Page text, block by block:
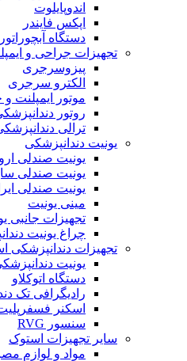
اندوپایلوت
اپکس فایندر
دستگاه آبچوراتور
تجهیزات جراحی و
پیزوسرجری
الکترو سرجری
موتور ایمپلنت
روتور
ترالی
یونیت دندانپزشکی
یونیت صندلی
یونیت صندلی
یونیت صندلی
مینی یونیت
تجهیزات جانبی
چراغ یونیت
تجهیزات دندانپزشکی
یونیت
دستگاه اتوکلاو
رادیگرافی تک
اسکنر
سنسور RVG
سایر تجهیزات استوک
مواد و لوازم